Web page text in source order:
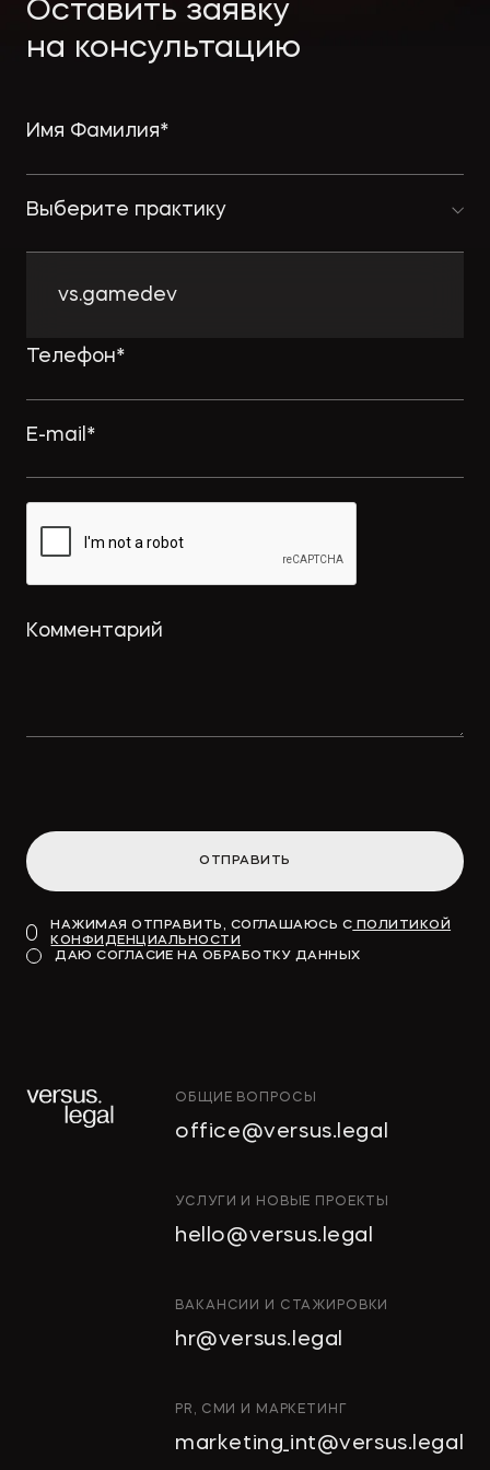
Экологическое
правоПолезные
Оставить заявку
на консультацию
Выберите практику
vs.gamedev
ОТПРАВИТЬ
НАЖИМАЯ ОТПРАВИТЬ, СОГЛАШАЮСЬ С ПОЛИТИКОЙ
КОНФИДЕНЦИАЛЬНОСТИ
ДАЮ СОГЛАСИЕ НА ОБРАБОТКУ ДАННЫХ
ОБЩИЕ ВОПРОСЫ
office@versus.legal
УСЛУГИ И НОВЫЕ ПРОЕКТЫ
hello@versus.legal
ВАКАНСИИ И СТАЖИРОВКИ
hr@versus.legal
PR, СМИ И МАРКЕТИНГ
marketing_int@versus.legal